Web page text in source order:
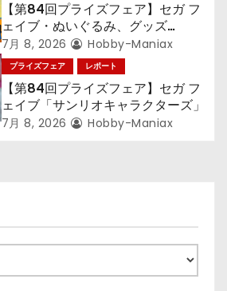
【第84回プライズフェア】セガ フ
ェイブ・ぬいぐるみ、グッズ
『LiSA』『ミニオン』『おさるの
ジョージ』『ポケットモンスター』
7月 8, 2026 Hobby-Maniax
プライズフェア レポート
【第84回プライズフェア】セガ フ
ェイブ「サンリオキャラクターズ」
7月 8, 2026 Hobby-Maniax